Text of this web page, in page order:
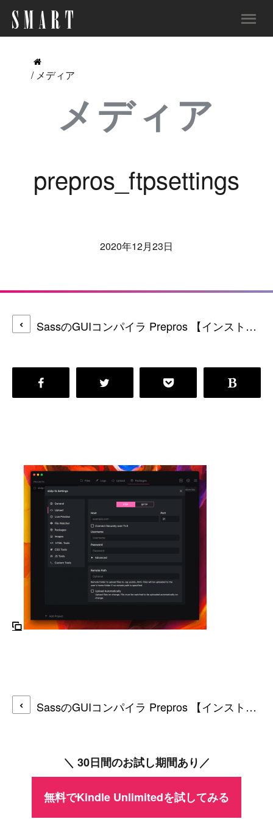
/ メディア
メディア
prepros_ftpsettings
2020年12月23日
SassのGUIコンパイラ Prepros 【インストール＆使い方】
SassのGUIコンパイラ Prepros 【インストール＆使い方】
＼ 30日間のお試し期間あり／
無料でKindle Unlimitedを試してみる